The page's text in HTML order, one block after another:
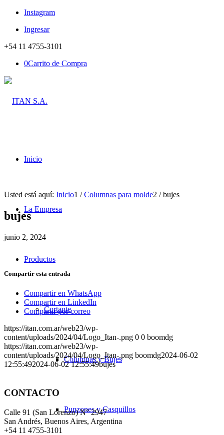
Instagram
Ingresar
+54 11 4755-3101
0Carrito de Compra
Inicio
La Empresa
Productos
Cortante
Columnas y Bujes
Punzones y Casquillos
Usted está aquí: Inicio1 / Columnas para molde2 / bujes
bujes
junio 2, 2024
Compartir esta entrada
Compartir en WhatsApp
Compartir en LinkedIn
Compartir por correo
https://itan.com.ar/web23/wp-
content/uploads/2024/04/Logo_Itan-.png 0 0 boomdg
https://itan.com.ar/web23/wp-
content/uploads/2024/04/Logo_Itan-.png boomdg2024-06-02
12:55:492024-06-02 12:55:49bujes
CONTACTO
Calle 91 (San Lorenzo) N° 2947
San Andrés, Buenos Aires, Argentina
+54 11 4755-3101